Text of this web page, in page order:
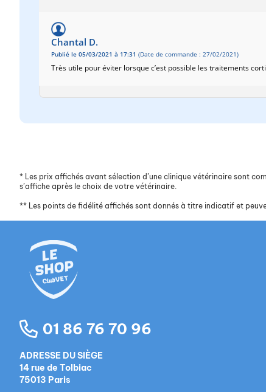
Chantal D.
Publié le 05/03/2021 à 17:31 (Date de commande : 27/02/2021)
Très utile pour éviter lorsque c’est possible les traitements
* Les prix affichés avant sélection d’une clinique vétérinaire sont
s’affiche après le choix de votre vétérinaire.
** Les points de fidélité affichés sont donnés à titre indicatif et
01 86 76 70 96
ADRESSE DU SIÈGE
14 rue de Tolbiac
75013 Paris